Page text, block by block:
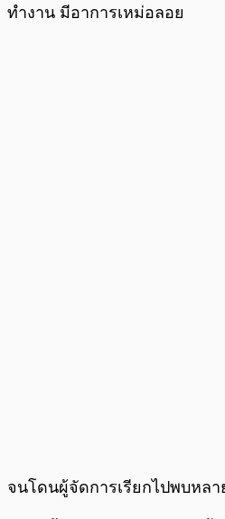
ทำงาน มีอาการเหม่อลอย
จนโดนผู้จัดการเรียกไปพบหลา